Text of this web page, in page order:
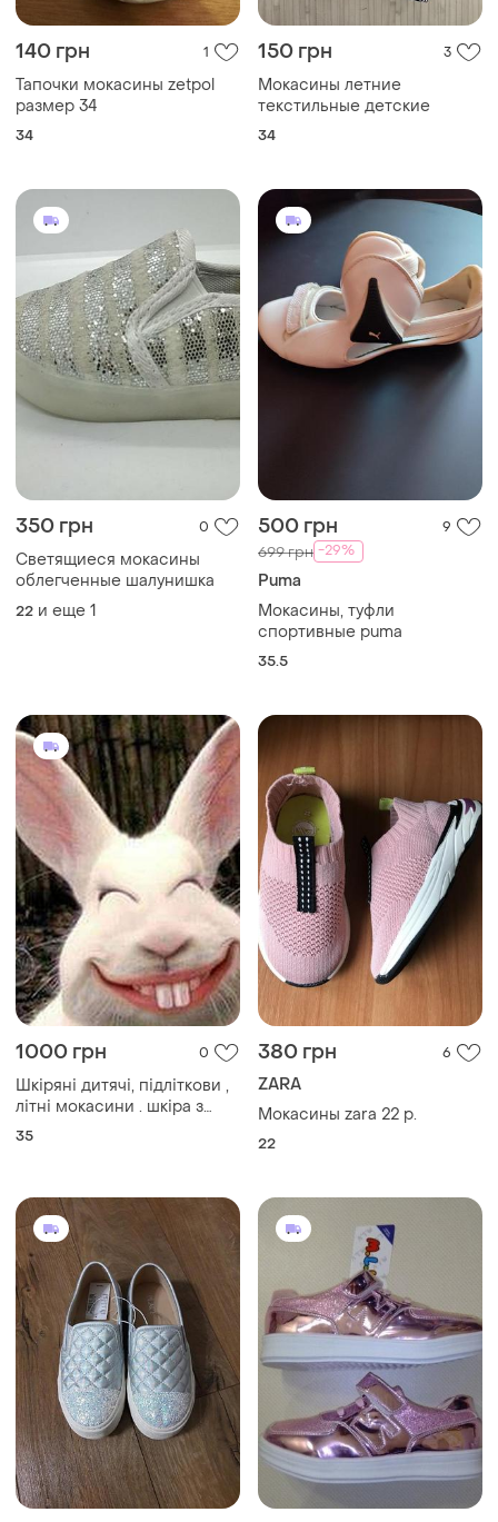
140 грн 1
Тапочки мокасины zetpol
размер 34
34
150 грн 3
Мокасины летние
текстильные детские
34
350 грн 0
Светящиеся мокасины
облегченные шалунишка
22 и еще 1
500 грн 9
699 грн -29%
Puma
Мокасины, туфли
спортивные puma
35.5
1000 грн 0
Шкіряні дитячі, підліткови ,
літні мокасини . шкіра з
перфораціею
35
380 грн 6
ZARA
Мокасины zara 22 р.
22